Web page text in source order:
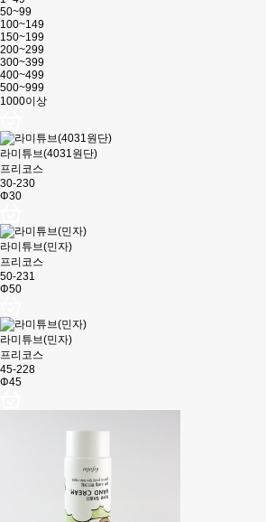
50~99
100~149
150~199
200~299
300~399
400~499
500~999
1000이상
라미튜브(4031원단)
프리코스
30-230
Φ30
라미튜브(민자)
프리코스
50-231
Φ50
라미튜브(민자)
프리코스
45-228
Φ45